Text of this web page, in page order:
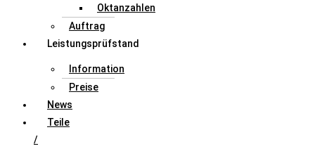
Oktanzahlen
Auftrag
Leistungsprüfstand
Information
Preise
News
Teile
/